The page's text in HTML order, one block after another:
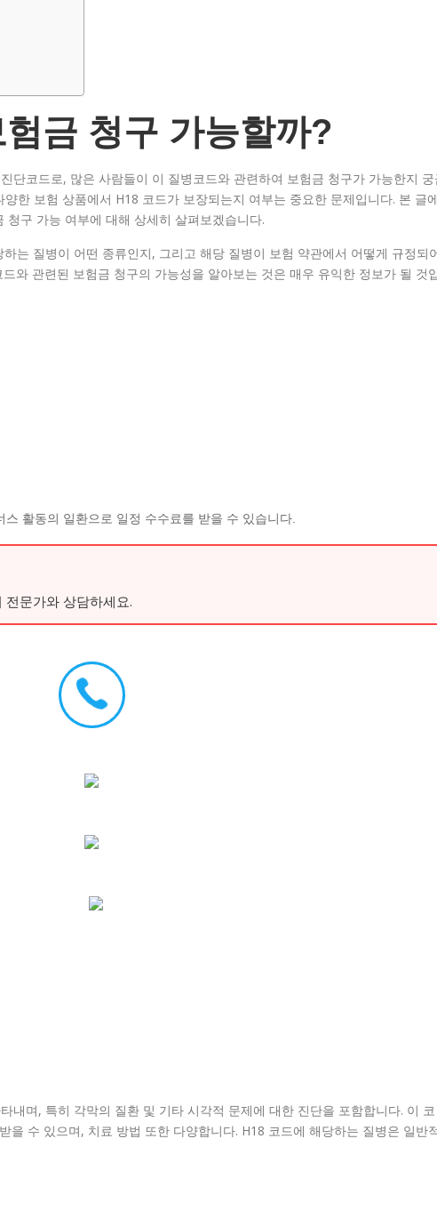
금 청구 가능할까?
단코드로, 많은 사람들이 이 질병코드와 관련하여 보험금 청구가 가능한지
한 보험 상품에서 H18 코드가 보장되는지 여부는 중요한 문제입니다. 본 글
구 가능 여부에 대해 상세히 살펴보겠습니다.
는 질병이 어떤 종류인지, 그리고 해당 질병이 보험 약관에서 어떻게 규정되
와 관련된 보험금 청구의 가능성을 알아보는 것은 매우 유익한 정보가 될 것
스 활동의 일환으로 일정 수수료를 받을 수 있습니다.
문가와 상담하세요.
내며, 특히 각막의 질환 및 기타 시각적 문제에 대한 진단을 포함합니다. 이 코
을 수 있으며, 치료 방법 또한 다양합니다. H18 코드에 해당하는 질병은 일반